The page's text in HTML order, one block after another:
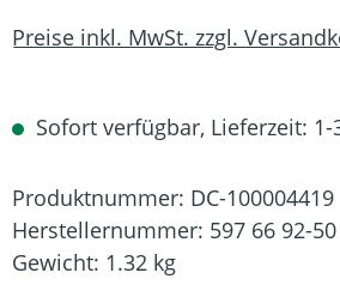
Preise inkl. MwSt. zzgl.
Sofort verfügbar, Lieferzeit: 1-
Produktnummer: DC-100004419
Herstellernummer: 597 66 92-50
Gewicht: 1.32 kg